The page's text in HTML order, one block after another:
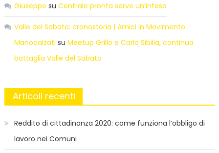
Giuseppe su Centrale pronta serve un’intesa
Valle del Sabato: cronostoria | Amici in Movimento
Manocalzati su Meetup Grillo e Carlo Sibilia, continua
battaglia Valle del Sabato
Articoli recenti
Reddito di cittadinanza 2020: come funziona l’obbligo di
lavoro nei Comuni